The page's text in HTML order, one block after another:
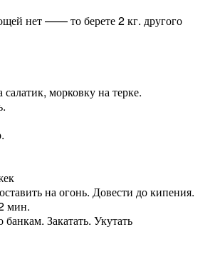
нет —— то берете 2 кг. другого
салатик, морковку на терке.
на огонь. Довести до кипения.
мин.
Закатать. Укутать